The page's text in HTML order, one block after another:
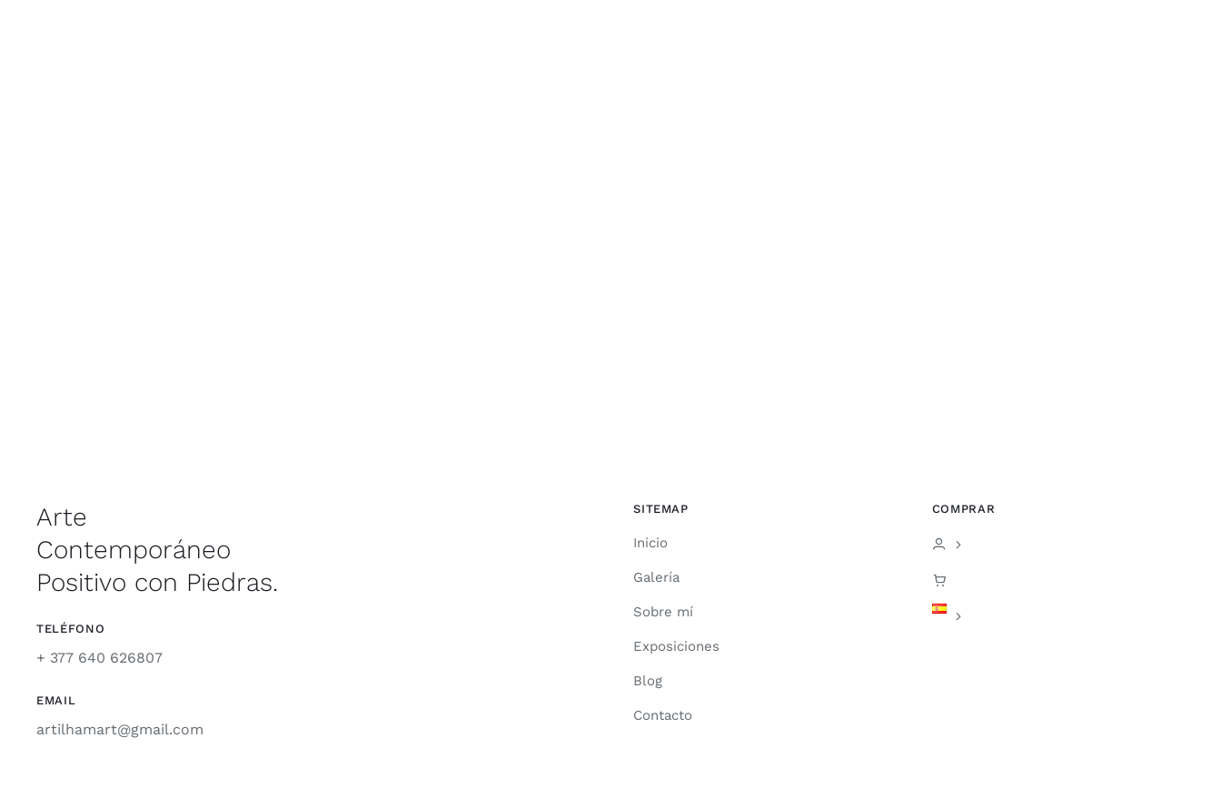
Arte
Contemporáneo
Positivo con Piedras.
TELÉFONO
+ 377 640 626807
EMAIL
artilhamart@gmail.com
SITEMAP
Inicio
Galería
Sobre mí
Exposiciones
Blog
Contacto
COMPRAR